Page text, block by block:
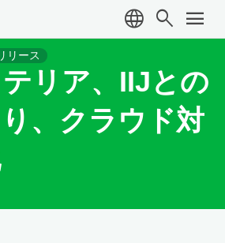
language search menu
リース
リア、IIJとの
、クラウド対